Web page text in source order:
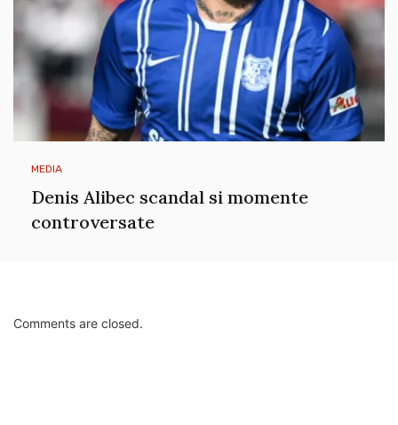
MEDIA
Denis Alibec scandal si momente
controversate
Comments are closed.